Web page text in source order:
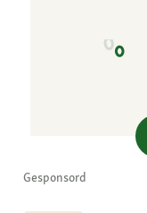
Gesponsord